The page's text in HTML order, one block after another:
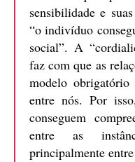
sensibilidade e
“o indivíduo
social”. A
faz com que as
modelo obrigatório
entre nós. Por
conseguem
entre as
principalmente